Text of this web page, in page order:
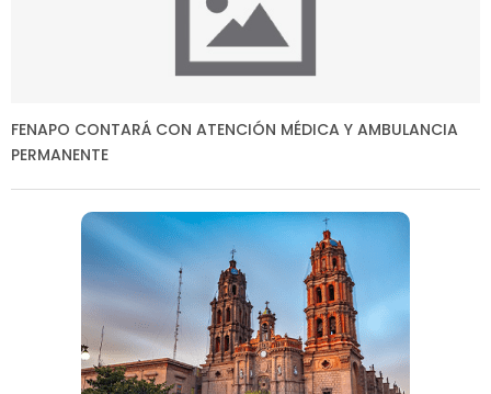
FENAPO CONTARÁ CON ATENCIÓN MÉDICA Y AMBULANCIA
PERMANENTE